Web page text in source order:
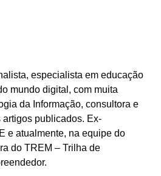
especialista em educação
mundo digital, com muita
da Informação, consultora e
artigos publicados. Ex-
e atualmente, na equipe do
do TREM – Trilha de